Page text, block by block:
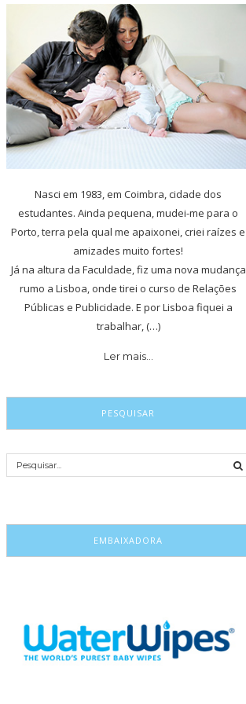
Nasci em 1983, em Coimbra, cidade dos
estudantes. Ainda pequena, mudei-me para o
Porto, terra pela qual me apaixonei, criei raízes e
amizades muito fortes!
Já na altura da Faculdade, fiz uma nova mudança
rumo a Lisboa, onde tirei o curso de Relações
Públicas e Publicidade. E por Lisboa fiquei a
trabalhar, (…)
Ler mais…
PESQUISAR
EMBAIXADORA